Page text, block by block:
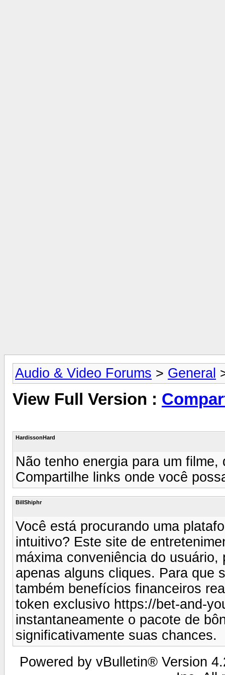
Audio & Video Forums > General
View Full Version :
HardissonHard
Não tenho energia para um
Compartilhe links onde você
BillShiphr
Você está procurando uma
intuitivo? Este site de
máxima conveniência do
apenas alguns cliques. Para que
também benefícios financeiros
token exclusivo https://bet-and-
instantaneamente o pacote de
significativamente suas chances.
Powered by vBulletin® Version